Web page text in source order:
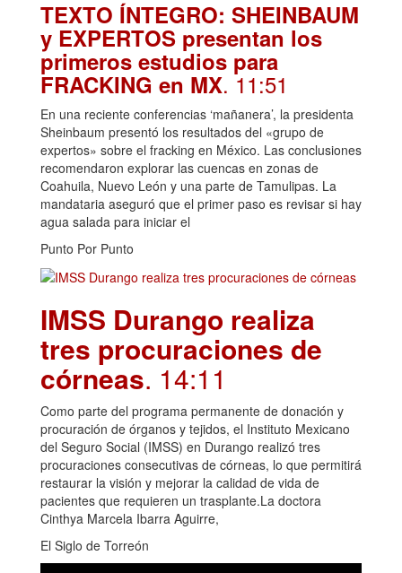
TEXTO ÍNTEGRO: SHEINBAUM
y EXPERTOS presentan los
primeros estudios para
FRACKING en MX. 11:51
En una reciente conferencias ‘mañanera’, la presidenta
Sheinbaum presentó los resultados del «grupo de
expertos» sobre el fracking en México. Las conclusiones
recomendaron explorar las cuencas en zonas de
Coahuila, Nuevo León y una parte de Tamulipas. La
mandataria aseguró que el primer paso es revisar si hay
agua salada para iniciar el
Punto Por Punto
IMSS Durango realiza
tres procuraciones de
córneas. 14:11
Como parte del programa permanente de donación y
procuración de órganos y tejidos, el Instituto Mexicano
del Seguro Social (IMSS) en Durango realizó tres
procuraciones consecutivas de córneas, lo que permitirá
restaurar la visión y mejorar la calidad de vida de
pacientes que requieren un trasplante.La doctora
Cinthya Marcela Ibarra Aguirre,
El Siglo de Torreón